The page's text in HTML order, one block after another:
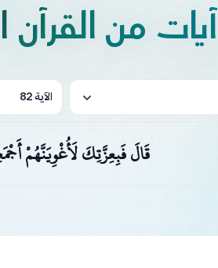
آيات من القرآن
الآية 82
قَالَ فَبِعِزَّتِكَ لَأُغْوِيَنَّهُمْ